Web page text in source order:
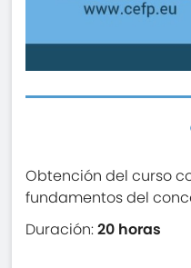
Obtención del curso
fundamentos del
Duración:20 horas